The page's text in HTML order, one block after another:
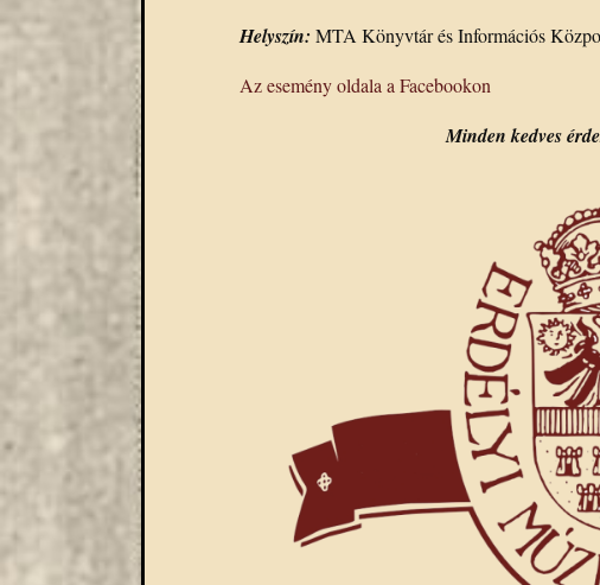
Helyszín: MTA Könyvtár és Információs
Az esemény oldala a Facebookon
Minden kedves